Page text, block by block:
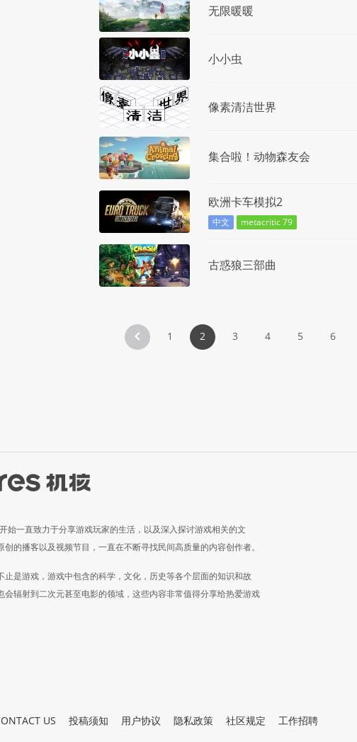
无限暖暖
小小虫
像素清洁世界
集合啦！动物森友会
欧洲卡车模拟2
中文 metacritic 79
古惑狼三部曲
1 2 3 4 5 6
始一直致力于分享游戏玩家的生活，以及深入探讨游戏相关的文
创的播客以及视频节目，一直在不断寻找民间高质量的内容创作者。
止是游戏，游戏中包含的科学，文化，历史等各个层面的知识和故
会辐射到二次元甚至电影的领域，这些内容非常值得分享给热爱游戏
US 投稿须知 用户协议 隐私政策 社区规定 工作招聘